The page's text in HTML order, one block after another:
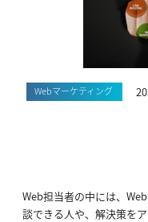
Webマーケティング
Web担当者の中には、
談できる人や、解決策を